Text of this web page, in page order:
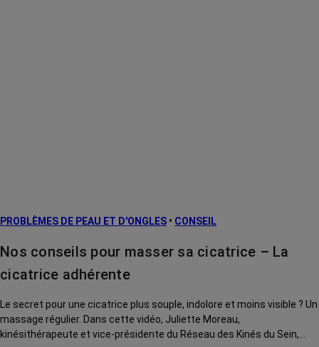
PROBLÈMES DE PEAU ET D'ONGLES • CONSEIL
Nos conseils pour masser sa cicatrice – La
cicatrice adhérente
Le secret pour une cicatrice plus souple, indolore et moins visible ? Un
massage régulier. Dans cette vidéo, Juliette Moreau,
kinésithérapeute et vice-présidente du Réseau des Kinés du Sein,